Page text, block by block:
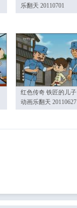
乐翻天 20110701
红色传奇 铁匠的儿子
动画乐翻天 20110627